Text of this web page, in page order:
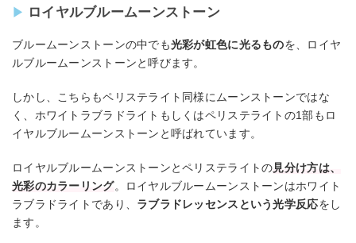
ロイヤルブルームーンストーン
ブルームーンストーンの中でも光彩が虹色に光るものを、ロイヤ
ルブルームーンストーンと呼びます。
しかし、こちらもペリステライト同様にムーンストーンではな
く、ホワイトラブラドライトもしくはペリステライトの1部もロ
イヤルブルームーンストーンと呼ばれています。
ロイヤルブルームーンストーンとペリステライトの見分け方は、
光彩のカラーリング。ロイヤルブルームーンストーンはホワイト
ラブラドライトであり、 ラブラドレッセンスという光学反応をし
ます。